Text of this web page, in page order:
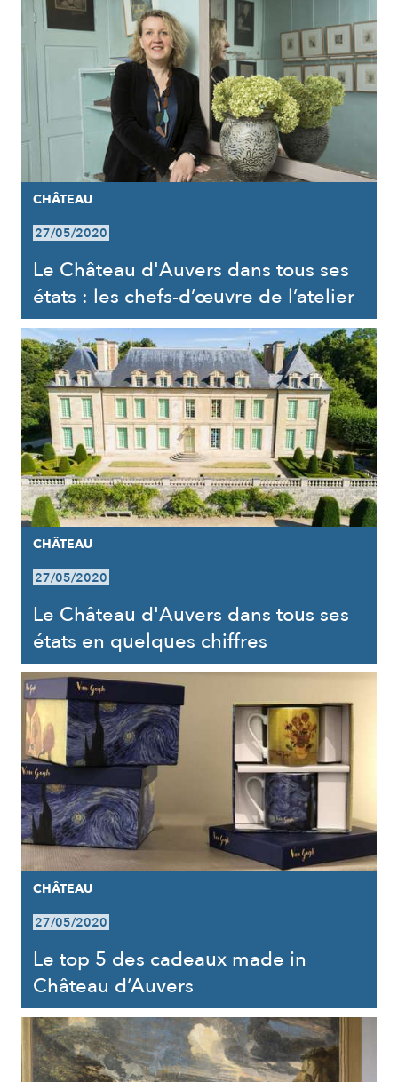
CHÂTEAU
27/05/2020
Le Château d'Auvers dans tous ses
états : les chefs-d’œuvre de l’atelier
CHÂTEAU
27/05/2020
Le Château d'Auvers dans tous ses
états en quelques chiffres
CHÂTEAU
27/05/2020
Le top 5 des cadeaux made in
Château d’Auvers